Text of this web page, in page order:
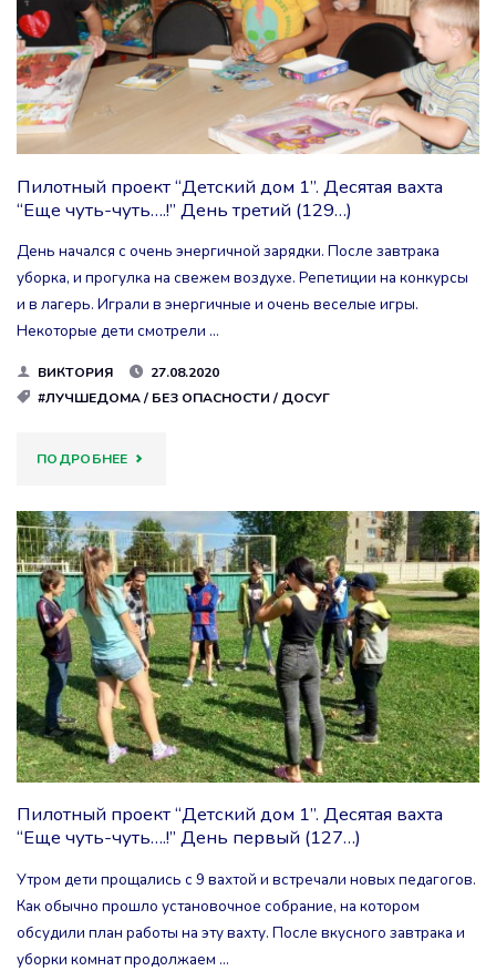
РОЩА
–
УРА!"
Пилотный проект “Детский дом 1”. Десятая вахта
“Еще чуть-чуть….!” День третий (129…)
День начался с очень энергичной зарядки. После завтрака
уборка, и прогулка на свежем воздухе. Репетиции на конкурсы
и в лагерь. Играли в энергичные и очень веселые игры.
Некоторые дети смотрели …
ВИКТОРИЯ
27.08.2020
#ЛУЧШЕДОМА/ БЕЗ ОПАСНОСТИ / ДОСУГ
ПОДРОБНЕЕ"ПИЛОТНЫЙ
“ДЕТСКИЙ
ДОМ
1”.
ДЕСЯТАЯ
ВАХТА
“ЕЩЕ
ЧУТЬ-
ДЕНЬ
ТРЕТИЙ
Пилотный проект “Детский дом 1”. Десятая вахта
“Еще чуть-чуть….!” День первый (127…)
Утром дети прощались с 9 вахтой и встречали новых педагогов.
Как обычно прошло установочное собрание, на котором
обсудили план работы на эту вахту. После вкусного завтрака и
уборки комнат продолжаем …